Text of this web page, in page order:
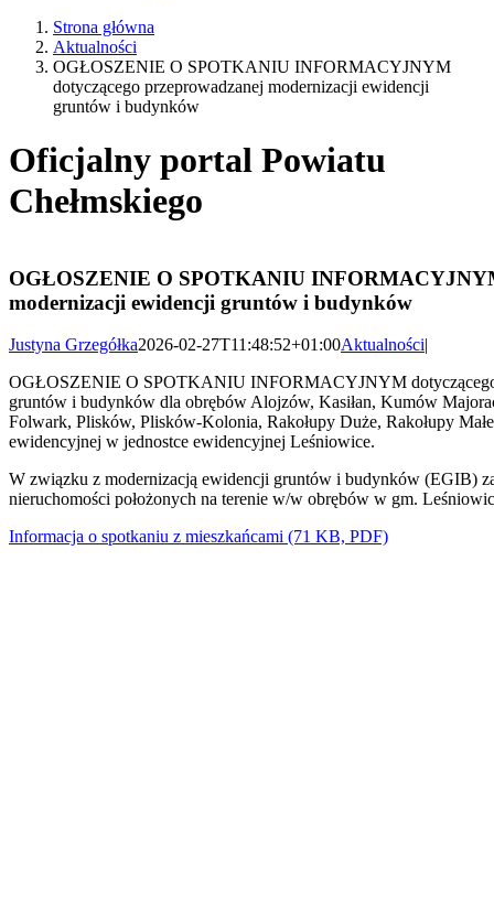
Strona główna
Aktualności
OGŁOSZENIE O SPOTKANIU INFORMACYJNYM
dotyczącego przeprowadzanej modernizacji ewidencji
gruntów i budynków
Oficjalny portal Powiatu
Chełmskiego
OGŁOSZENIE O SPOTKANIU
modernizacji ewidencji gruntów i budynków
Justyna Grzegółka2026-02-27T11:48:52+01:00Aktualności|
OGŁOSZENIE O SPOTKANIU INFORMACYJNYM
gruntów i budynków dla obrębów Alojzów, Kasiłan, Kumów
Folwark, Plisków, Plisków-Kolonia, Rakołupy Duże, Rakołupy
ewidencyjnej w jednostce ewidencyjnej Leśniowice.
W związku z modernizacją ewidencji gruntów i budynków (EGIB)
nieruchomości położonych na terenie w/w obrębów w gm.
Informacja o spotkaniu z mieszkańcami (71 KB, PDF)